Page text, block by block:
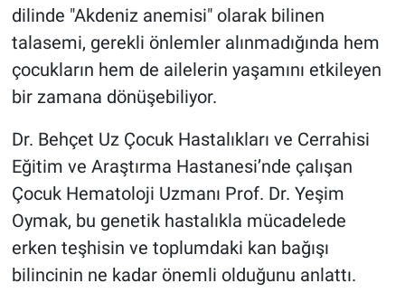
dilinde "Akdeniz anemisi" olarak bilinen
talasemi, gerekli önlemler alınmadığında hem
çocukların hem de ailelerin yaşamını etkileyen
bir zamana dönüşebiliyor.
Dr. Behçet Uz Çocuk Hastalıkları ve Cerrahisi
Eğitim ve Araştırma Hastanesi’nde çalışan
Çocuk Hematoloji Uzmanı Prof. Dr. Yeşim
Oymak, bu genetik hastalıkla mücadelede
erken teşhisin ve toplumdaki kan bağışı
bilincinin ne kadar önemli olduğunu anlattı.